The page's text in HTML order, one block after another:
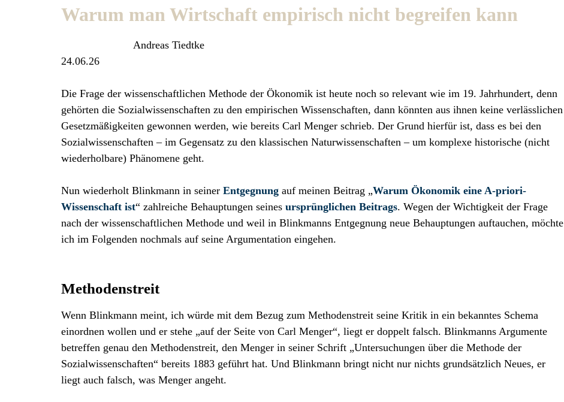
Warum man Wirtschaft empirisch nicht begreifen kann
Andreas Tiedtke
24.06.26
Die Frage der wissenschaftlichen Methode der Ökonomik ist heute noch so relevant wie im 19. Jahrhundert, denn
gehörten die Sozialwissenschaften zu den empirischen Wissenschaften, dann könnten aus ihnen keine verlässlichen
Gesetzmäßigkeiten gewonnen werden, wie bereits Carl Menger schrieb. Der Grund hierfür ist, dass es bei den
Sozialwissenschaften – im Gegensatz zu den klassischen Naturwissenschaften – um komplexe historische (nicht
wiederholbare) Phänomene geht.
Nun wiederholt Blinkmann in seiner Entgegnung auf meinen Beitrag „Warum Ökonomik eine A-priori-
Wissenschaft ist“ zahlreiche Behauptungen seines ursprünglichen Beitrags. Wegen der Wichtigkeit der Frage
nach der wissenschaftlichen Methode und weil in Blinkmanns Entgegnung neue Behauptungen auftauchen, möchte
ich im Folgenden nochmals auf seine Argumentation eingehen.
Methodenstreit
Wenn Blinkmann meint, ich würde mit dem Bezug zum Methodenstreit seine Kritik in ein bekanntes Schema
einordnen wollen und er stehe „auf der Seite von Carl Menger“, liegt er doppelt falsch. Blinkmanns Argumente
betreffen genau den Methodenstreit, den Menger in seiner Schrift „Untersuchungen über die Methode der
Sozialwissenschaften“ bereits 1883 geführt hat. Und Blinkmann bringt nicht nur nichts grundsätzlich Neues, er
liegt auch falsch, was Menger angeht.